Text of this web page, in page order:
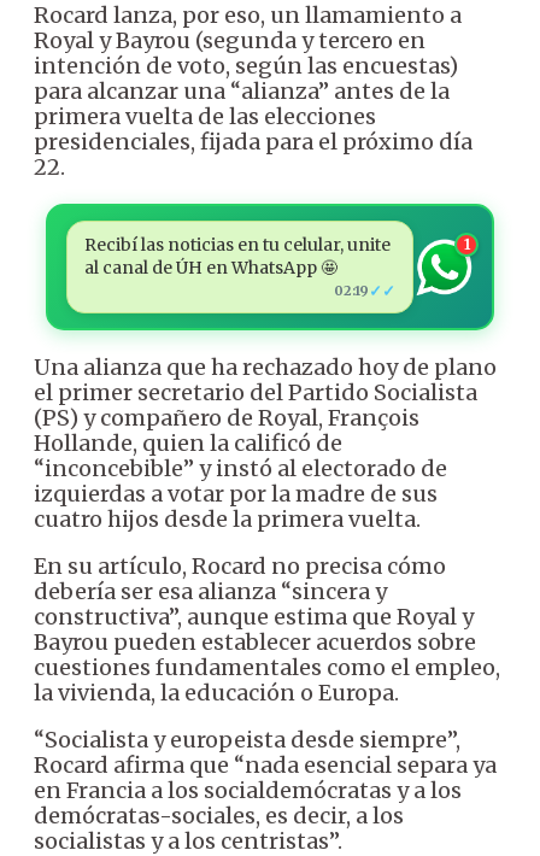
Rocard lanza, por eso, un llamamiento a
Royal y Bayrou (segunda y tercero en
intención de voto, según las encuestas)
para alcanzar una “alianza” antes de la
primera vuelta de las elecciones
presidenciales, fijada para el próximo día
22.
Recibí las noticias en tu celular, unite
al canal de ÚH en WhatsApp 🤩
02:19 ✓✓
1
Una alianza que ha rechazado hoy de plano
el primer secretario del Partido Socialista
(PS) y compañero de Royal, François
Hollande, quien la calificó de
“inconcebible” y instó al electorado de
izquierdas a votar por la madre de sus
cuatro hijos desde la primera vuelta.
En su artículo, Rocard no precisa cómo
debería ser esa alianza “sincera y
constructiva”, aunque estima que Royal y
Bayrou pueden establecer acuerdos sobre
cuestiones fundamentales como el empleo,
la vivienda, la educación o Europa.
“Socialista y europeista desde siempre”,
Rocard afirma que “nada esencial separa ya
en Francia a los socialdemócratas y a los
demócratas-sociales, es decir, a los
socialistas y a los centristas”.